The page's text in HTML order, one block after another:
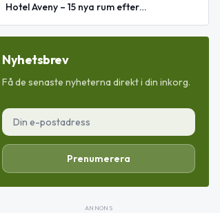
Hotel Aveny – 15 nya rum efter
Nyhetsbrev
Få de senaste nyheterna direkt i din inkorg.
Prenumerera
ANNONS